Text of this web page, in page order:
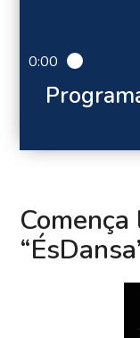
0:00